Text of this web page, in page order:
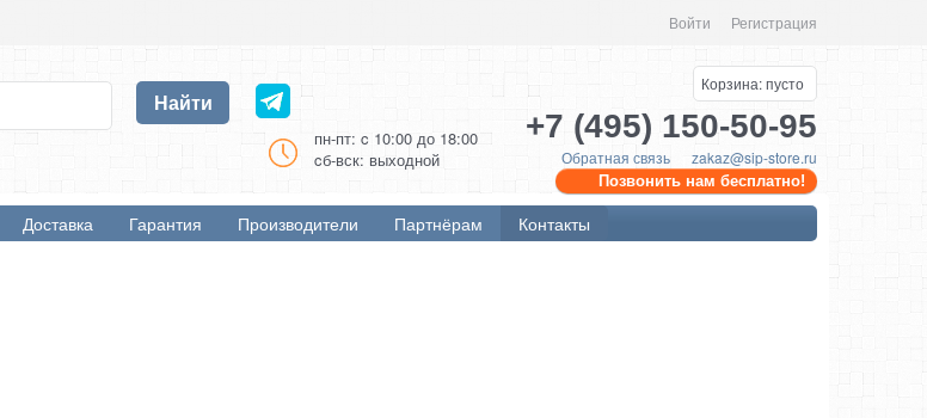
Войти Регистрация
Найти
пн-пт: c 10:00 до 18:00
cб-вск: выходной
Корзина:пусто
+7 (495) 150-50-95
Обратная связь zakaz@sip-store.ru
Позвонить нам бесплатно!
Доставка Гарантия Производители Партнёрам Контакты